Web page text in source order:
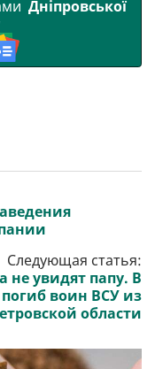
Дніпровської
Следующая статья:
не увидят папу. В
воин ВСУ из
области